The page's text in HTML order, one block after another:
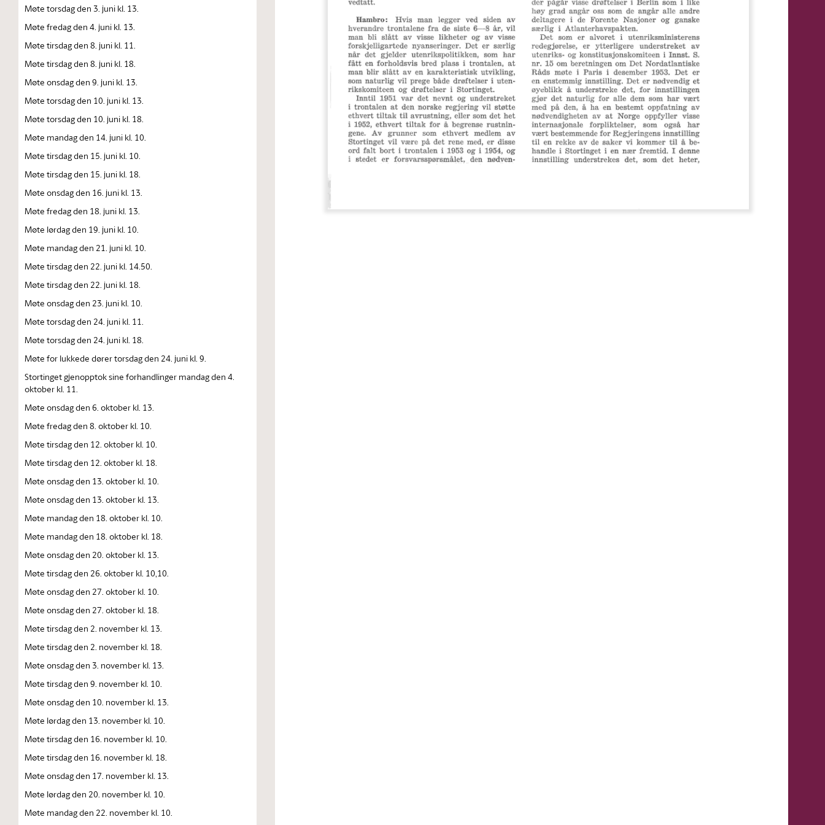
Møte torsdag den 3. juni kl. 13.
Møte fredag den 4. juni kl. 13.
Møte tirsdag den 8. juni kl. 11.
Møte tirsdag den 8. juni kl. 18.
Møte onsdag den 9. juni kl. 13.
Møte torsdag den 10. juni kl. 13.
Møte torsdag den 10. juni kl. 18.
Møte mandag den 14. juni kl. 10.
Møte tirsdag den 15. juni kl. 10.
Møte tirsdag den 15. juni kl. 18.
Møte onsdag den 16. juni kl. 13.
Møte fredag den 18. juni kl. 13.
Møte lørdag den 19. juni kl. 10.
Møte mandag den 21. juni kl. 10.
Møte tirsdag den 22. juni kl. 14.50.
Møte tirsdag den 22. juni kl. 18.
Møte onsdag den 23. juni kl. 10.
Møte torsdag den 24. juni kl. 11.
Møte torsdag den 24. juni kl. 18.
Møte for lukkede dører torsdag den 24. juni kl. 9.
Stortinget gjenopptok sine forhandlinger mandag den 4.
oktober kl. 11.
Møte onsdag den 6. oktober kl. 13.
Møte fredag den 8. oktober kl. 10.
Møte tirsdag den 12. oktober kl. 10.
Møte tirsdag den 12. oktober kl. 18.
Møte onsdag den 13. oktober kl. 10.
Møte onsdag den 13. oktober kl. 13.
Møte mandag den 18. oktober kl. 10.
Møte mandag den 18. oktober kl. 18.
Møte onsdag den 20. oktober kl. 13.
Møte tirsdag den 26. oktober kl. 10,10.
Møte onsdag den 27. oktober kl. 10.
Møte onsdag den 27. oktober kl. 18.
Møte tirsdag den 2. november kl. 13.
Møte tirsdag den 2. november kl. 18.
Møte onsdag den 3. november kl. 13.
Møte tirsdag den 9. november kl. 10.
Møte onsdag den 10. november kl. 13.
Møte lørdag den 13. november kl. 10.
Møte tirsdag den 16. november kl. 10.
Møte tirsdag den 16. november kl. 18.
Møte onsdag den 17. november kl. 13.
Møte lørdag den 20. november kl. 10.
Møte mandag den 22. november kl. 10.